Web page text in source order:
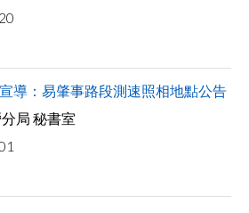
facebook
導：易肇事路段測速照相地點公告
局 秘書室